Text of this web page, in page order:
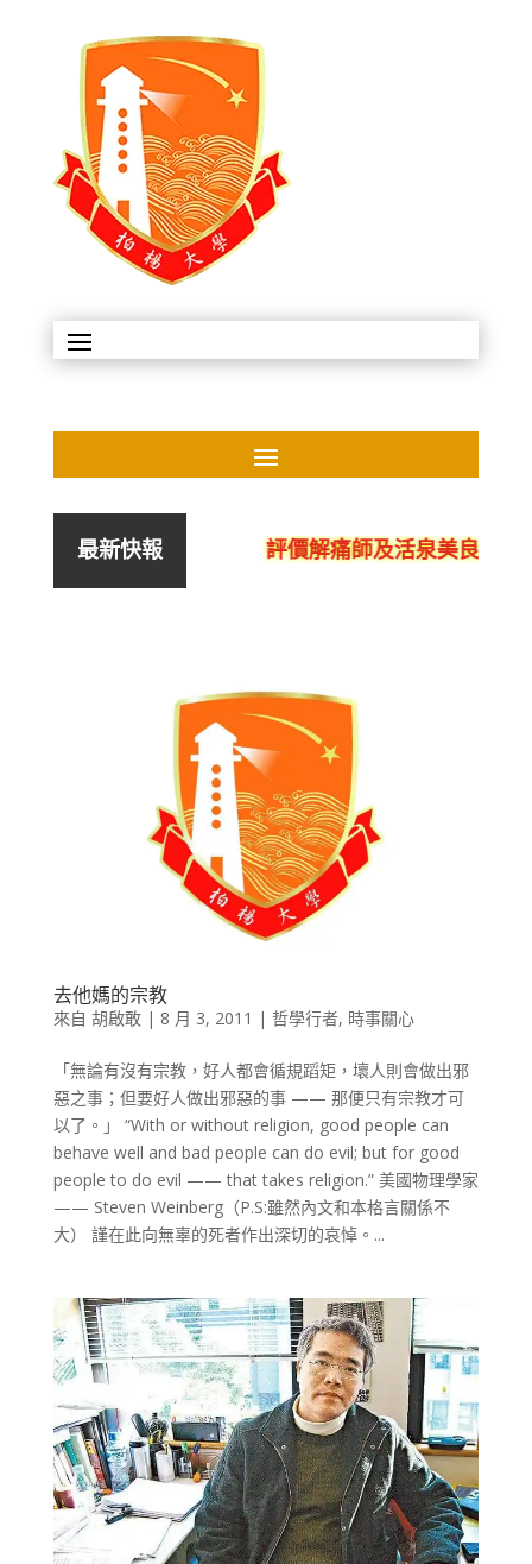
最新快報 評價解痛師及活泉美良生館
去他媽的宗教
來自 胡啟敢| 8 月 3, 2011 | 哲學行者, 時事關心
「無論有沒有宗教，好人都會循規蹈矩，壞人則會做出邪
惡之事；但要好人做出邪惡的事 —— 那便只有宗教才可
以了。」 “With or without religion, good people can
behave well and bad people can do evil; but for good
people to do evil —— that takes religion.” 美國物理學家
—— Steven Weinberg（P.S:雖然內文和本格言關係不
大） 謹在此向無辜的死者作出深切的哀悼。...